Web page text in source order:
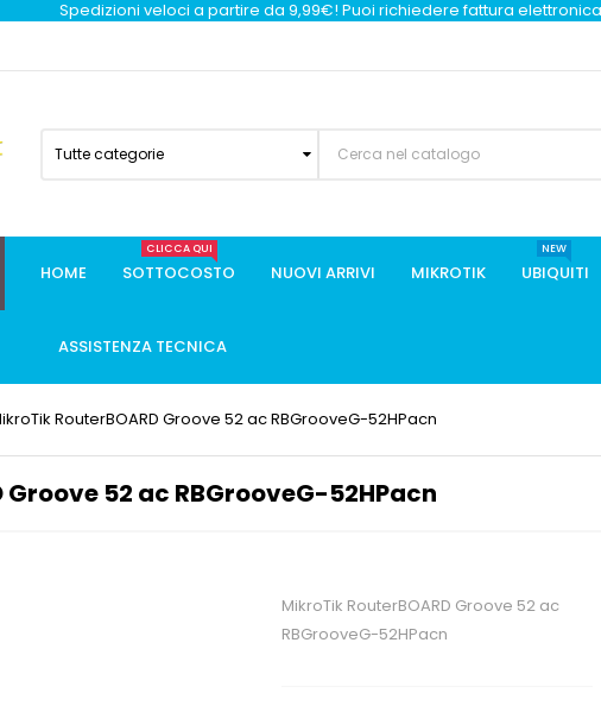
Spedizioni veloci a partire da 9,99€! Puoi richiedere fattura
Tutte categorie
HOME SOTTOCOSTO
CLICCA QUI
NUOVI ARRIVI MIKROTIK UBIQUITI
NEW
ASSISTENZA TECNICA
RouterBOARD Groove 52 ac RBGrooveG-52HPacn
Groove 52 ac RBGrooveG-52HPacn
MikroTik RouterBOARD Groove 52 ac
RBGrooveG-52HPacn